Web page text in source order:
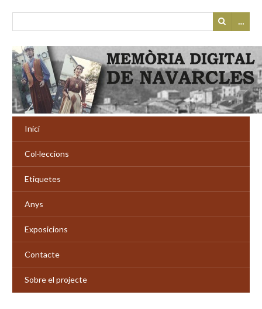
…
Inici
Col·leccions
Etiquetes
Anys
Exposicions
Contacte
Sobre el projecte